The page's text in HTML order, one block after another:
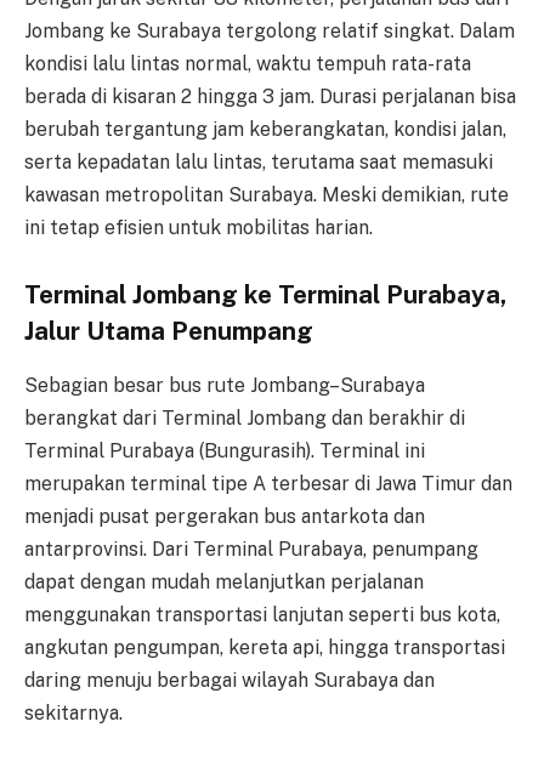
Jombang ke Surabaya tergolong relatif singkat. Dalam
kondisi lalu lintas normal, waktu tempuh rata-rata
berada di kisaran 2 hingga 3 jam. Durasi perjalanan bisa
berubah tergantung jam keberangkatan, kondisi jalan,
serta kepadatan lalu lintas, terutama saat memasuki
kawasan metropolitan Surabaya. Meski demikian, rute
ini tetap efisien untuk mobilitas harian.
Terminal Jombang ke Terminal Purabaya,
Jalur Utama Penumpang
Sebagian besar bus rute Jombang–Surabaya
berangkat dari Terminal Jombang dan berakhir di
Terminal Purabaya (Bungurasih). Terminal ini
merupakan terminal tipe A terbesar di Jawa Timur dan
menjadi pusat pergerakan bus antarkota dan
antarprovinsi. Dari Terminal Purabaya, penumpang
dapat dengan mudah melanjutkan perjalanan
menggunakan transportasi lanjutan seperti bus kota,
angkutan pengumpan, kereta api, hingga transportasi
daring menuju berbagai wilayah Surabaya dan
sekitarnya.